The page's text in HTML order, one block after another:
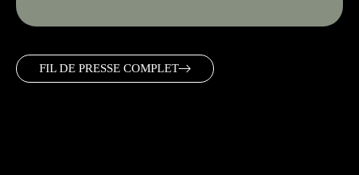
FIL DE PRESSE COMPLET